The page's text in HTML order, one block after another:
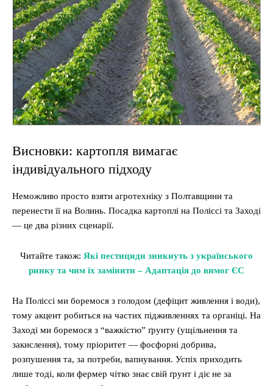
Висновки: картопля вимагає
індивідуального підходу
Неможливо просто взяти агротехніку з Полтавщини та
перенести її на Волинь. Посадка картоплі на Поліссі та Заході
— це два різних сценарії.
Читайте також: Які пестициди зникнуть з українського
ринку та чим їх замінити – Адаптація до вимог ЄС
На Поліссі ми боремося з голодом (дефіцит живлення і води),
тому акцент робиться на частих підживленнях та органіці. На
Заході ми боремося з “важкістю” ґрунту (ущільнення та
закислення), тому пріоритет — фосфорні добрива,
розпушення та, за потреби, вапнування. Успіх приходить
лише тоді, коли фермер чітко знає свій ґрунт і діє не за